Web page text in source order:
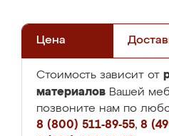
Цена
Стоимость зависит от
материалов Вашей
позвоните нам по
8 (800) 511-89-55, 8